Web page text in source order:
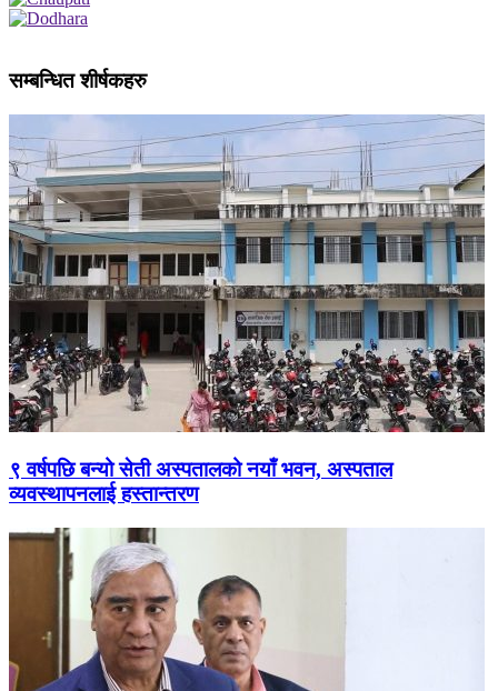
सम्बन्धित शीर्षकहरु
९ वर्षपछि बन्यो सेती अस्पतालको नयाँ भवन, अस्पताल
व्यवस्थापनलाई हस्तान्तरण